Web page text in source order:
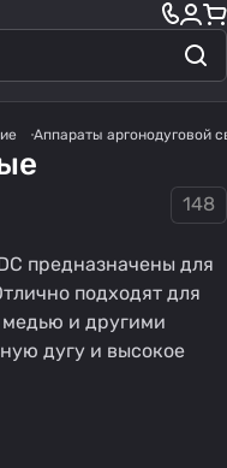
Аппараты аргонодуговой
148
предназначены для
подходят для
и другими
дугу и высокое